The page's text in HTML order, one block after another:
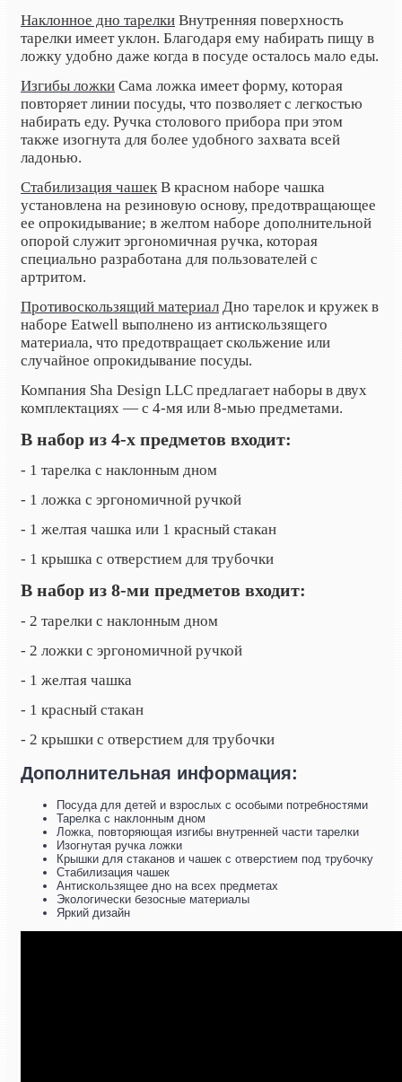
Наклонное дно тарелки Внутренняя поверхность
тарелки имеет уклон. Благодаря ему набирать пищу в
ложку удобно даже когда в посуде осталось мало еды.
Изгибы ложки Сама ложка имеет форму, которая
повторяет линии посуды, что позволяет с легкостью
набирать еду. Ручка столового прибора при этом
также изогнута для более удобного захвата всей
ладонью.
Стабилизация чашек В красном наборе чашка
установлена на резиновую основу, предотвращающее
ее опрокидывание; в желтом наборе дополнительной
опорой служит эргономичная ручка, которая
специально разработана для пользователей с
артритом.
Противоскользящий материал Дно тарелок и кружек в
наборе Eatwell выполнено из антискользящего
материала, что предотвращает скольжение или
случайное опрокидывание посуды.
Компания Sha Design LLC предлагает наборы в двух
комплектациях — с 4-мя или 8-мью предметами.
В набор из 4-х предметов входит:
- 1 тарелка с наклонным дном
- 1 ложка с эргономичной ручкой
- 1 желтая чашка или 1 красный стакан
- 1 крышка с отверстием для трубочки
В набор из 8-ми предметов входит:
- 2 тарелки с наклонным дном
- 2 ложки с эргономичной ручкой
- 1 желтая чашка
- 1 красный стакан
- 2 крышки с отверстием для трубочки
Дополнительная информация:
Посуда для детей и взрослых с особыми потребностями
Тарелка с наклонным дном
Ложка, повторяющая изгибы внутренней части тарелки
Изогнутая ручка ложки
Крышки для стаканов и чашек с отверстием под трубочку
Стабилизация чашек
Антискользящее дно на всех предметах
Экологически безосные материалы
Яркий дизайн